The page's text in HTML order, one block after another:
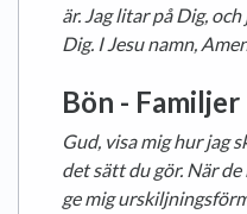
är. Jag litar på Dig,
Dig. I Jesu namn,
Bön -
Gud, visa mig hur jag
det sätt du gör. När
ge mig